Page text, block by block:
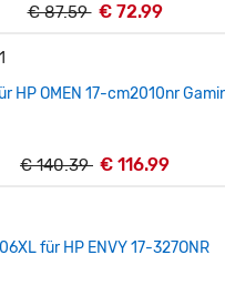
€ 87.59 € 72.99
HP OMEN 17-cm2010nr
€ 140.39 € 116.99
für HP ENVY 17-327ONR